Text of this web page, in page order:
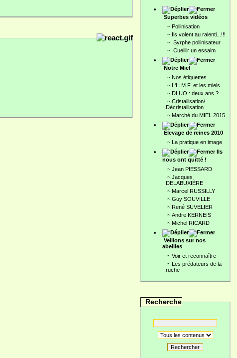
Superbes vidéos
~ Pollinisation
~ Ils volent au ralenti...!!!
~ Syrphe pollinisateur
~ Cueillir un essaim
Notre Miel
~ Nos étiquettes
~ L'H.M.F. et les miels
~ DLUO : deux ans ?
~ Cristallisation/
Décristallisation
~ Marché du MIEL 2015
Élevage de reines 2010
~ La pratique en image
Ils
nous ont quitté !
~ Jean PIESSARD
~ Jacques
DELABUXIÈRE
~ Marcel RUSSILLY
~ Guy SOUVILLE
~ René SUVELIER
~ Andre KERNEIS
~ Michel RICARD
Veillons sur nos
abeilles
~ Voir et reconnaître
~ Les prédateurs de la
ruche
Recherche
Rechercher